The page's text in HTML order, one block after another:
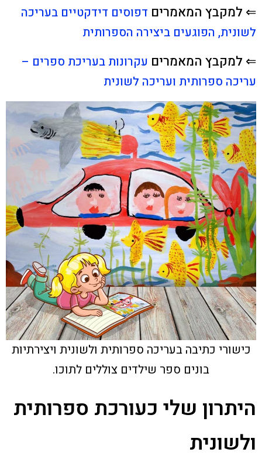
⇐ למקבץ המאמרים דפוסים דידקטיים בעריכה
לשונית, הפוגעים ביצירה הספרותית
⇐ למקבץ המאמרים עקרונות בעריכת ספרים –
עריכה ספרותית ועריכה לשונית
כישורי כתיבה בעריכה ספרותית ולשונית ויצירתיות
בונים ספר שילדים צוללים לתוכו.
היתרון שלי כעורכת ספרותית
ולשונית